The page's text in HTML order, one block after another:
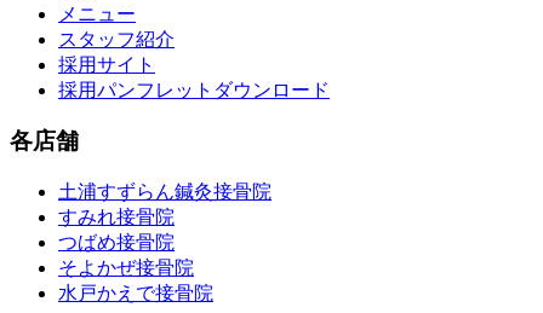
メニュー
スタッフ紹介
採用サイト
採用パンフレットダウンロード
各店舗
土浦すずらん鍼灸接骨院
すみれ接骨院
つばめ接骨院
そよかぜ接骨院
水戸かえで接骨院